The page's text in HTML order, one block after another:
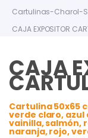
Cartulinas-Charol-
CAJA EXPOSITOR
CAJA
Cartulina 50x65
verde claro, azul
vainilla, salmón,
naranja, rojo,